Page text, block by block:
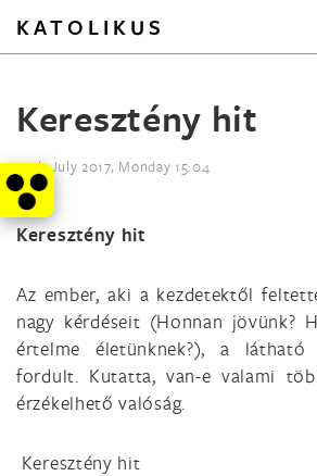
KATOLIKUS
Keresztény hit
10th July 2017, Monday 15:04
Keresztény hit
Az ember, aki a kezdetektől
nagy kérdéseit (Honnan jövünk?
értelme életünknek?), a
fordult. Kutatta, van-e valami
érzékelhető valóság.
Keresztény hit